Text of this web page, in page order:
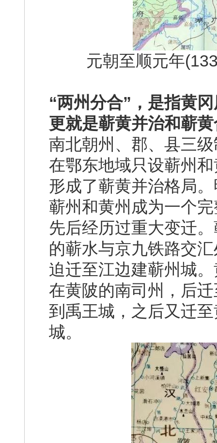
元朝至顺元年
“两州分合”，是指黄
更就是蕲黄并治和蕲
南北朝州、郡、县三
在鄂东地域只设蕲州
形成了蕲黄并治格局
蕲州和黄州成为一个
先后经历过重大变迁
的蕲水与京九铁路交
迫迁至江边建蕲州城
在黄陂的南司州，后
到禹王城，之后又迁
城。